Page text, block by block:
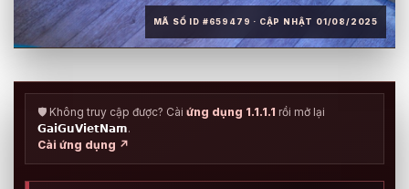
MÃ SỐ ID #659479 · CẬP NHẬT 01/08/2025
🛡️ Không truy cập được? Cài ứng dụng 1.1.1.1 rồi mở lại
𝗚𝗮𝗶𝗚𝘂𝗩𝗶𝗲𝘁𝗡𝗮𝗺.
Cài ứng dụng ↗